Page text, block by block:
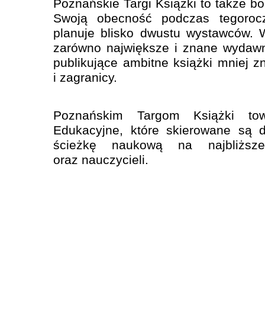
Poznańskie Targi Książki to także
Swoją obecność podczas
planuje blisko dwustu wystawców.
zarówno największe i znane
publikujące ambitne książki mniej
i zagranicy.
Poznańskim Targom Książki
Edukacyjne, które skierowane są
ścieżkę naukową na
oraz nauczycieli.